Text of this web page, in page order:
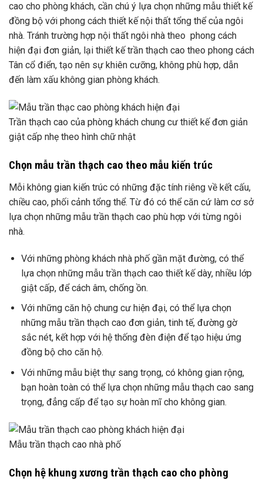
cao cho phòng khách, cần chú ý lựa chọn những mẫu thiết kế
đồng bộ với phong cách thiết kế nội thất tổng thể của ngôi
nhà. Tránh trường hợp nội thất ngôi nhà theo phong cách
hiện đại đơn giản, lại thiết kế trần thạch cao theo phong cách
Tân cổ điển, tạo nên sự khiên cưỡng, không phù hợp, dẫn
đến làm xấu không gian phòng khách.
Trần thạch cao của phòng khách chung cư thiết kế đơn giản
giật cấp nhẹ theo hình chữ nhật
Chọn mẫu trần thạch cao theo mẫu kiến trúc
Mỗi không gian kiến trúc có những đặc tính riêng về kết cấu,
chiều cao, phối cảnh tổng thể. Từ đó có thể căn cứ làm cơ sở
lựa chọn những mẫu trần thạch cao phù hợp với từng ngôi
nhà.
Với những phòng khách nhà phố gần mặt đường, có thể
lựa chọn những mẫu trần thạch cao thiết kế dày, nhiều lớp
giật cấp, để cách âm, chống ồn.
Với những căn hộ chung cư hiện đại, có thể lựa chọn
những mẫu trần thạch cao đơn giản, tinh tế, đường gờ
sắc nét, kết hợp với hệ thống đèn điện để tạo hiệu ứng
đồng bộ cho căn hộ.
Với những mẫu biệt thự sang trọng, có không gian rộng,
bạn hoàn toàn có thể lựa chọn những mẫu thạch cao sang
trọng, đẳng cấp để tạo sự hoàn mĩ cho không gian.
Mẫu trần thạch cao nhà phố
Chọn hệ khung xương trần thạch cao cho phòng